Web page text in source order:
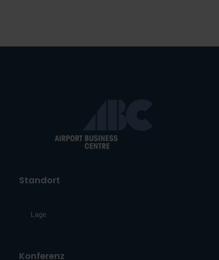
Standort
Lage
Konferenz